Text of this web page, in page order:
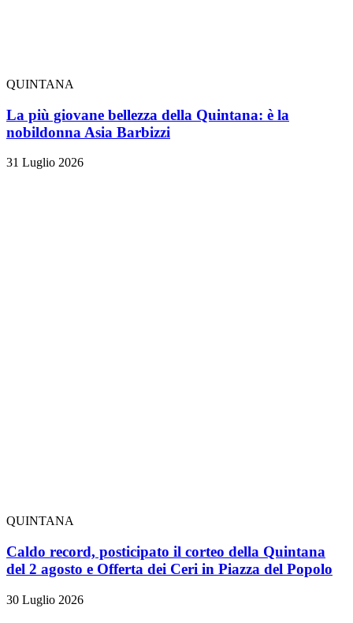
QUINTANA
La più giovane bellezza della Quintana: è la
nobildonna Asia Barbizzi
31 Luglio 2026
QUINTANA
Caldo record, posticipato il corteo della Quintana
del 2 agosto e Offerta dei Ceri in Piazza del Popolo
30 Luglio 2026